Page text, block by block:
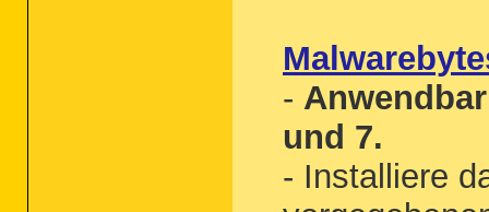
-
und 7.
- Installiere